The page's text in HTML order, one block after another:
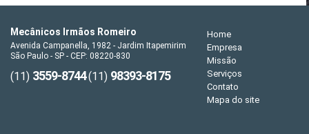
Mecânicos Irmãos Romeiro
Avenida Campanella, 1982 - Jardim Itapemirim
São Paulo - SP - CEP: 08220-830
(11) 3559-8744(11) 98393-8175
Home
Empresa
Missão
Serviços
Contato
Mapa do site